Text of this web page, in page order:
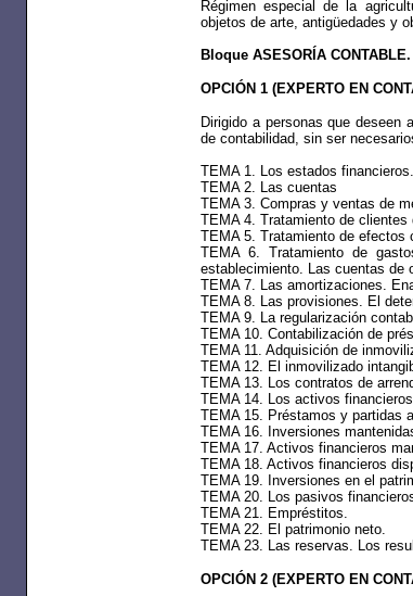
Régimen especial de la
objetos de arte, antigüedades y
Bloque ASESORÍA CONTABLE.
OPCIÓN 1 (EXPERTO EN
Dirigido a personas que deseen
de contabilidad, sin ser
TEMA 1. Los estados financieros.
TEMA 2. Las cuentas
TEMA 3. Compras y ventas de
TEMA 4. Tratamiento de clientes
TEMA 5. Tratamiento de efectos
TEMA 6. Tratamiento de
establecimiento. Las cuentas de
TEMA 7. Las amortizaciones.
TEMA 8. Las provisiones. El
TEMA 9. La regularización
TEMA 10. Contabilización de
TEMA 11. Adquisición de
TEMA 12. El inmovilizado
TEMA 13. Los contratos de
TEMA 14. Los activos
TEMA 15. Préstamos y partidas
TEMA 16. Inversiones
TEMA 17. Activos financieros
TEMA 18. Activos financieros
TEMA 19. Inversiones en el
TEMA 20. Los pasivos
TEMA 21. Empréstitos.
TEMA 22. El patrimonio neto.
TEMA 23. Las reservas. Los
OPCIÓN 2 (EXPERTO EN